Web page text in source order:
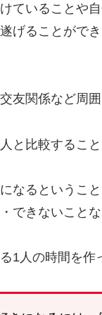
ていることや
げることがで
友関係など周
と比較するこ
なるというこ
できないこと
1人の時間を作